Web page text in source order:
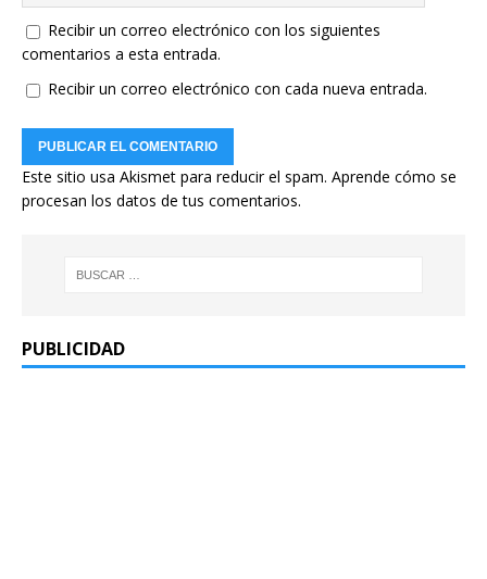
Recibir un correo electrónico con los siguientes
comentarios a esta entrada.
Recibir un correo electrónico con cada nueva entrada.
Este sitio usa Akismet para reducir el spam. Aprende cómo se
procesan los datos de tus comentarios.
PUBLICIDAD